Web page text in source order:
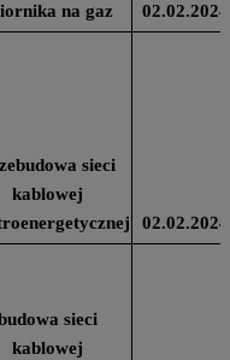
na gaz
02.02.2024
sieci
kablowej
02.02.2024
sieci
kablowej